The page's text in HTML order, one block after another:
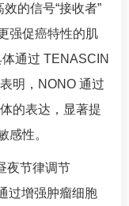
的信号“接收者”
强促癌特性的肌
通过 TENASCIN
明，NONO 通过
的表达，显著提
感性。
夜节律调节
过增强肿瘤细胞